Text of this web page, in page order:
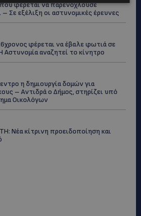
που φέρεται να παρενοχλούσε
Σε εξέλιξη οι αστυνομικές έρευνες
φέρεται να έβαλε φωτιά σε
Αστυνομία αναζητεί το κίνητρο
η δημιουργία δομών για
– Αντιδρά ο Δήμος, στηρίζει υπό
Οικολόγων
Νέα κίτρινη προειδοποίηση και